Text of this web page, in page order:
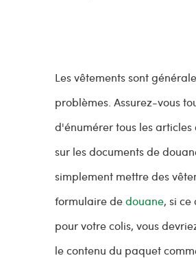
Les vêtements sont
problèmes. Assurez-vous
d'énumérer tous les articles
sur les documents de
simplement mettre des
formulaire dedouane, si
pour votre colis, vous
le contenu du paquet